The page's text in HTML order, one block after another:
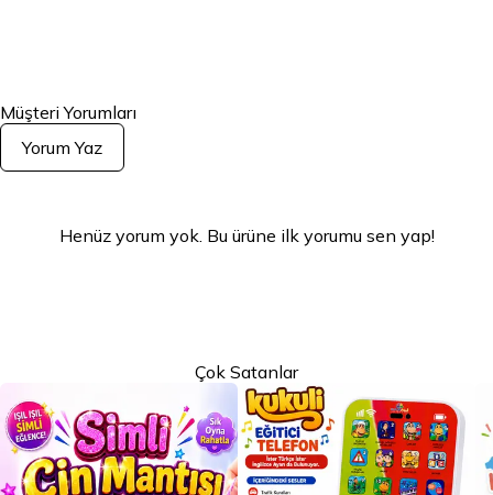
Müşteri Yorumları
Yorum Yaz
Henüz yorum yok. Bu ürüne ilk yorumu sen yap!
Çok Satanlar